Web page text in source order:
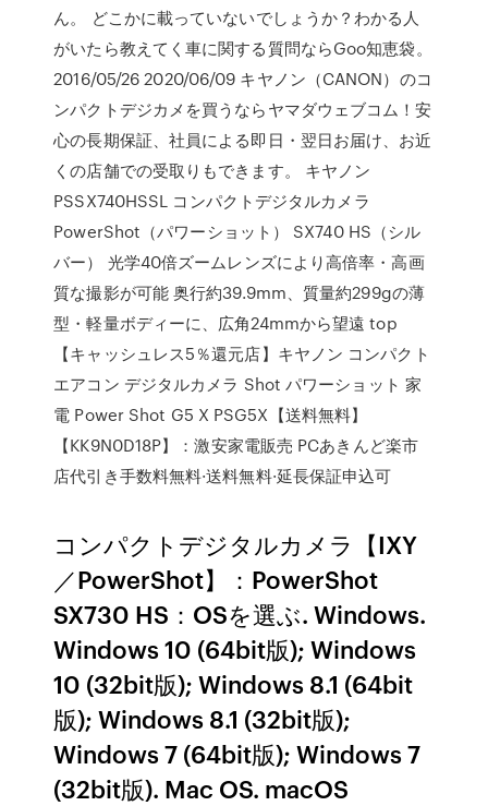
ん。 どこかに載っていないでしょうか？わかる人
がいたら教えてく車に関する質問ならGoo知恵袋。
2016/05/26 2020/06/09 キヤノン（CANON）のコ
ンパクトデジカメを買うならヤマダウェブコム！安
心の長期保証、社員による即日・翌日お届け、お近
くの店舗での受取りもできます。 キヤノン
PSSX740HSSL コンパクトデジタルカメラ
PowerShot（パワーショット） SX740 HS（シル
バー） 光学40倍ズームレンズにより高倍率・高画
質な撮影が可能 奥行約39.9mm、質量約299gの薄
型・軽量ボディーに、広角24mmから望遠 top
【キャッシュレス5％還元店】キヤノン コンパクト
エアコン デジタルカメラ Shot パワーショット 家
電 Power Shot G5 X PSG5X【送料無料】
【KK9N0D18P】：激安家電販売 PCあきんど楽市
店代引き手数料無料·送料無料·延長保証申込可
コンパクトデジタルカメラ【IXY
／PowerShot】：PowerShot
SX730 HS：OSを選ぶ. Windows.
Windows 10 (64bit版); Windows
10 (32bit版); Windows 8.1 (64bit
版); Windows 8.1 (32bit版);
Windows 7 (64bit版); Windows 7
(32bit版). Mac OS. macOS